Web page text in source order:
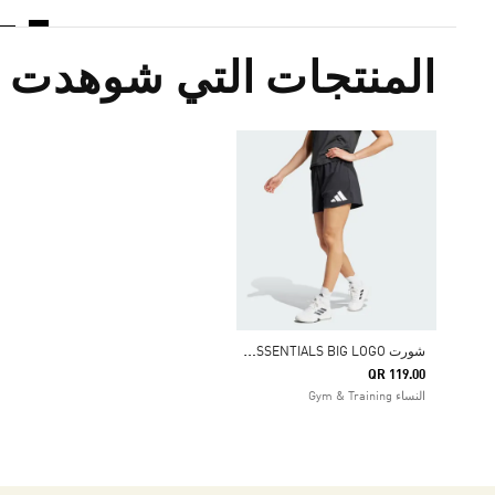
المنتجات التي شوهدت
ش
ورت TRAIN ESSENTIALS BIG LOGO
QR 119.00
النساء Gym & Training